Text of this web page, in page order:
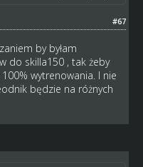
#67
by byłam
do skilla150 , tak żeby
wytrenowania. I nie
będzie na różnych